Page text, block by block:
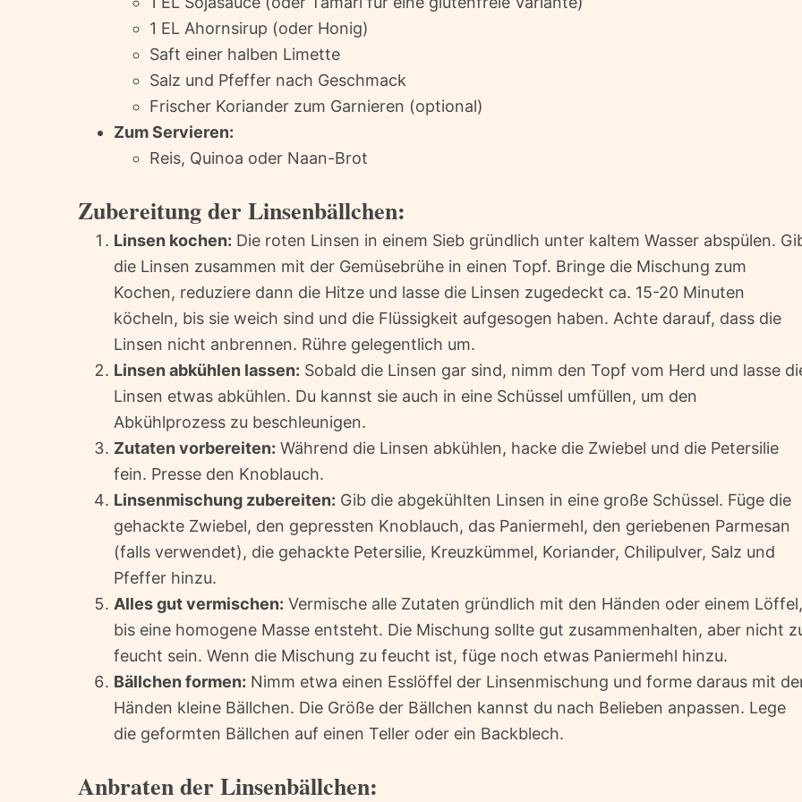
1 EL Ahornsirup (oder Honig)
Saft einer halben Limette
Salz und Pfeffer nach Geschmack
Frischer Koriander zum Garnieren (optional)
Zum Servieren:
Reis, Quinoa oder Naan-Brot
Zubereitung der Linsenbällchen:
Linsen kochen: Die roten Linsen in einem Sieb gründlich unter kaltem Wasser abspülen.
die Linsen zusammen mit der Gemüsebrühe in einen Topf. Bringe die Mischung zum
Kochen, reduziere dann die Hitze und lasse die Linsen zugedeckt ca. 15-20 Minuten
köcheln, bis sie weich sind und die Flüssigkeit aufgesogen haben. Achte darauf, dass die
Linsen nicht anbrennen. Rühre gelegentlich um.
Linsen abkühlen lassen: Sobald die Linsen gar sind, nimm den Topf vom Herd und lasse
Linsen etwas abkühlen. Du kannst sie auch in eine Schüssel umfüllen, um den
Abkühlprozess zu beschleunigen.
Zutaten vorbereiten: Während die Linsen abkühlen, hacke die Zwiebel und die Petersilie
fein. Presse den Knoblauch.
Linsenmischung zubereiten: Gib die abgekühlten Linsen in eine große Schüssel. Füge die
gehackte Zwiebel, den gepressten Knoblauch, das Paniermehl, den geriebenen Parmesan
(falls verwendet), die gehackte Petersilie, Kreuzkümmel, Koriander, Chilipulver, Salz und
Pfeffer hinzu.
Alles gut vermischen: Vermische alle Zutaten gründlich mit den Händen oder einem Löffel,
bis eine homogene Masse entsteht. Die Mischung sollte gut zusammenhalten, aber nicht
feucht sein. Wenn die Mischung zu feucht ist, füge noch etwas Paniermehl hinzu.
Bällchen formen: Nimm etwa einen Esslöffel der Linsenmischung und forme daraus mit
Händen kleine Bällchen. Die Größe der Bällchen kannst du nach Belieben anpassen. Lege
die geformten Bällchen auf einen Teller oder ein Backblech.
Anbraten der Linsenbällchen: